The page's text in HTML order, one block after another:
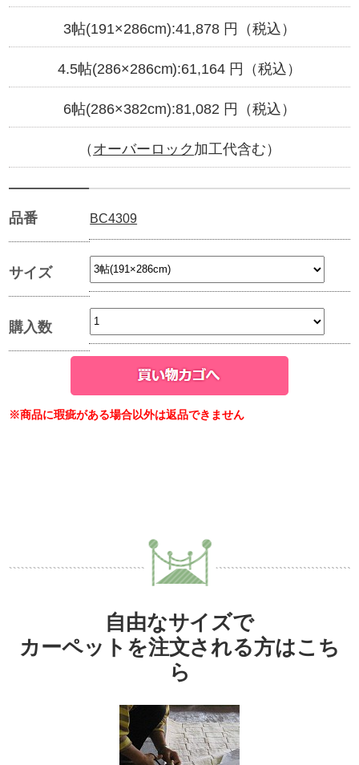
3帖(191×286cm):41,878円（税込）
4.5帖(286×286cm):61,164 円（税込）
6帖(286×382cm):81,082 円（税込）
（ オーバーロック 加工代含む）
品番 BC4309
サイズ
購入数
※商品に瑕疵がある場合以外は返品できません
自由なサイズで
カーペットを注文される方はこち
ら